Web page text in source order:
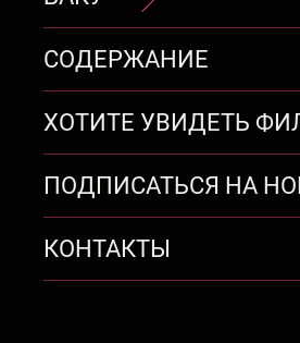
СОДЕРЖАНИЕ
ХОТИТЕ УВИДЕТЬ
ПОДПИСАТЬСЯ НА
КОНТАКТЫ